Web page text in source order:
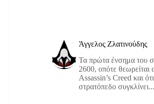
Άγγελος Ζλατινούδης
Τα πρώτα ένσημα του
2600, οπότε θεωρείται
Assassin’s Creed και
στρατόπεδο